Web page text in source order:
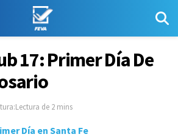
17: Primer Día De
de 2 mins
Día en Santa Fe